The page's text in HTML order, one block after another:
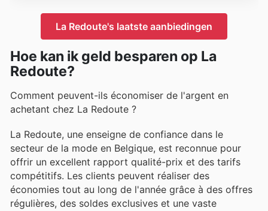
La Redoute's laatste aanbiedingen
Hoe kan ik geld besparen op La
Redoute?
Comment peuvent-ils économiser de l'argent en
achetant chez La Redoute ?
La Redoute, une enseigne de confiance dans le
secteur de la mode en Belgique, est reconnue pour
offrir un excellent rapport qualité-prix et des tarifs
compétitifs. Les clients peuvent réaliser des
économies tout au long de l'année grâce à des offres
régulières, des soldes exclusives et une vaste